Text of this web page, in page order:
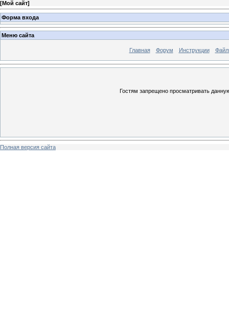
[Мой сайт]
Форма входа
Меню сайта
Главная Форум Инструкции
Гостям запрещено просматривать
Полная версия сайта